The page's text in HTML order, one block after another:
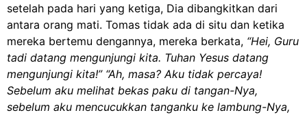
setelah pada hari yang ketiga, Dia dibangkitkan dari
antara orang mati. Tomas tidak ada di situ dan ketika
mereka bertemu dengannya, mereka berkata, “Hei, Guru
tadi datang mengunjungi kita. Tuhan Yesus datang
mengunjungi kita!” “Ah, masa? Aku tidak percaya!
Sebelum aku melihat bekas paku di tangan-Nya,
sebelum aku mencucukkan tanganku ke lambung-Nya,